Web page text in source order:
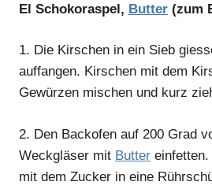
El Schokoraspel, Butter (zum
1. Die Kirschen in ein Sieb
auffangen. Kirschen mit dem
Gewürzen mischen und kurz
2. Den Backofen auf 200 Grad
Weckgläser mit Butter
mit dem Zucker in eine